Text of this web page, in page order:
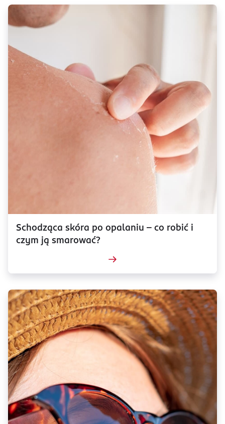
Schodząca skóra po opalaniu – co robić i
czym ją smarować?